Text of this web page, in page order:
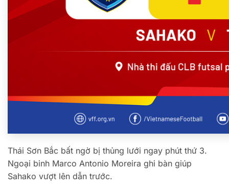
Thái Sơn Bắc bất ngờ bị thủng lưới ngay phút thứ 3.
Ngoại binh Marco Antonio Moreira ghi bàn giúp
Sahako vượt lên dẫn trước.